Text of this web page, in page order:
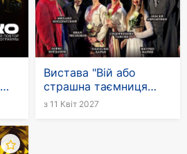
Вистава "Вій або
страшна таємниця
Гоголя" в Німеччині
з 11 Квіт 2027